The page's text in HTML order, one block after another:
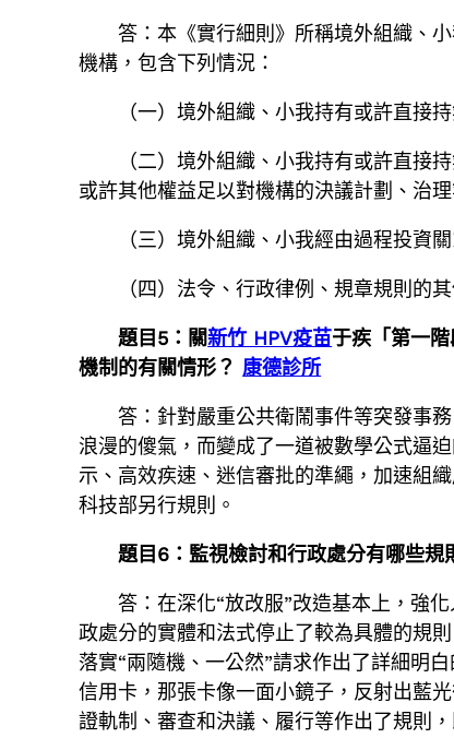
答：本《實行細則》所稱境外組織、
機構，包含下列情況：
（一）境外組織、小我持有或許直接
（二）境外組織、小我持有或許直接
或許其他權益足以對機構的決議計劃、治
（三）境外組織、小我經由過程投資
（四）法令、行政律例、規章規則的
題目5：關新竹 HPV疫苗于疾「第一
機制的有關情形？ 康德診所
答：針對嚴重公共衛鬧事件等突發事
浪漫的傻氣，而變成了一道被數學公式逼
示、高效疾速、迷信審批的準繩，加速組
科技部另行規則。
題目6：監視檢討和行政處分有哪些規
答：在深化“放改服”改造基本上，強
政處分的實體和法式停止了較為具體的規
落實“兩隨機、一公然”請求作出了詳細明
信用卡，那張卡像一面小鏡子，反射出藍
證軌制、審查和決議、履行等作出了規則